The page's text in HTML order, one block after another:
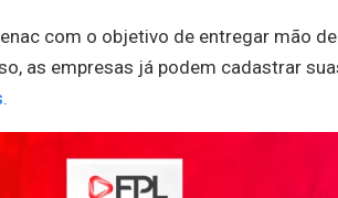
com o objetivo de entregar mão
as empresas já podem cadastrar